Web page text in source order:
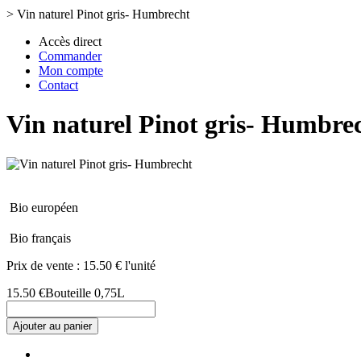
> Vin naturel Pinot gris- Humbrecht
Accès direct
Commander
Mon compte
Contact
Vin naturel Pinot gris-
Bio européen
Bio français
Prix de vente : 15.50 € l'unité
15.50 €Bouteille 0,75L
Ajouter au panier